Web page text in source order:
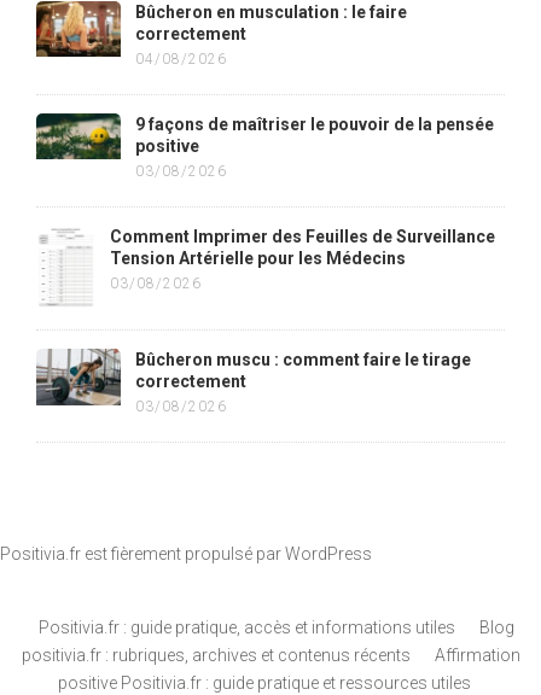
Bûcheron en musculation : le faire
correctement
04/08/2026
9 façons de maîtriser le pouvoir de la pensée
positive
03/08/2026
Comment Imprimer des Feuilles de Surveillance
Tension Artérielle pour les Médecins
03/08/2026
Bûcheron muscu : comment faire le tirage
correctement
03/08/2026
Positivia.fr est fièrement propulsé parWordPress
Positivia.fr : guide pratique, accès et informations utiles
Blog
positivia.fr : rubriques, archives et contenus récents
Affirmation
positive Positivia.fr : guide pratique et ressources utiles